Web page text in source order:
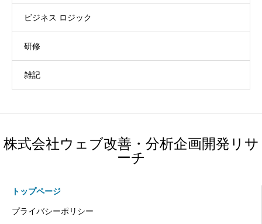
ビジネス ロジック
研修
雑記
株式会社ウェブ改善・分析企画開発リサ
ーチ
トップページ
プライバシーポリシー